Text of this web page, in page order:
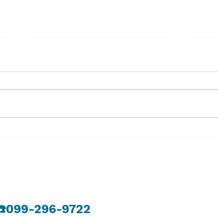
296-9722